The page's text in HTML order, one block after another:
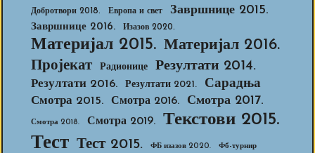
Добротвори 2018. Европа и свет Завршнице 2015.
Завршнице 2016. Изазов 2020.
Материјал 2015. Материјал 2016.
Пројекат Радионице Резултати 2014.
Резултати 2016. Резултати 2021. Сарадња
Смотра 2015. Смотра 2016. Смотра 2017.
Смотра 2018. Смотра 2019. Текстови 2015.
Тест Тест 2015. ФБ изазов 2020. Фб-турнир